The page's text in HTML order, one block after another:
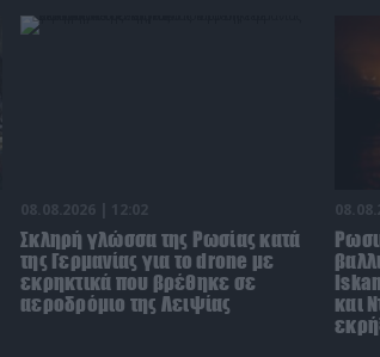
08.08.2026 | 12:02
Σκληρή γλώσσα της Ρωσίας κατά
της Γερμανίας για το drone με
εκρηκτικά που βρέθηκε σε
αεροδρόμιο της Λειψίας
και